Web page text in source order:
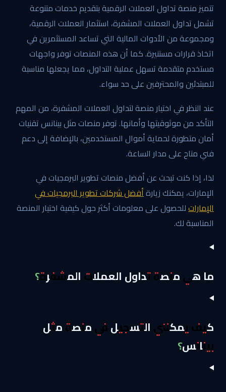
تتميز منصة تداول العملات الرقمية بتقديم خدمات متنوعة
تشمل تداول العملات المشفرة، استثمار العملات الرقمية،
ومجموعة من الأدوات المالية التي تساعد المستثمرين في
اتخاذ قرارات مستنيرة. كما أن هذه المنصات توفر واجهات
مستخدم متقدمة تسهل عملية التداول، مما يجعلها مناسبة
للمبتدئين والمحترفين على حد سواء.
عند النظر في اختيار منصة لتداول العملات المشفرة، من المهم
التأكد من موثوقيتها وأمانها. توفر منصات مثل بينانس تقنيات
أمان متطورة لحماية أموال المستخدمين، بالإضافة إلى دعم
فني متاح على مدار الساعة.
لذا، إذا كنت تبحث عن أفضل منصات تطوير البرمجيات في
الإمارات، يمكنك زيارةأفضل شركات تطوير البرمجيات في
الإماراتللحصول على معلومات أكثر حول كيفية اختيار المنصة
المناسبة لك.
ما هي منصة تداول العملات المشفرة؟
كيف يمكنني التسجيل في منصة مثل
بينانس؟